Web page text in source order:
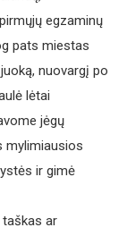
egzaminų
pats miestas
nuovargį po
lėtai
jėgų
mylimiausios
ir gimė
taškas ar